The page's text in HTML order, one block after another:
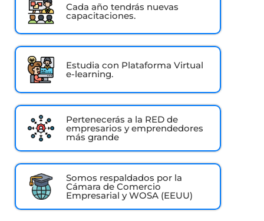
Cada año tendrás nuevas
capacitaciones.
Estudia con Plataforma Virtual
e-learning.
Pertenecerás a la RED de
empresarios y emprendedores
más grande
Somos respaldados por la
Cámara de Comercio
Empresarial y WOSA (EEUU)